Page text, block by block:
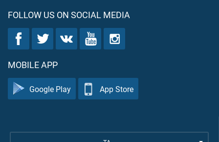
FOLLOW US ON SOCIAL MEDIA
MOBILE APP
Google Play App Store